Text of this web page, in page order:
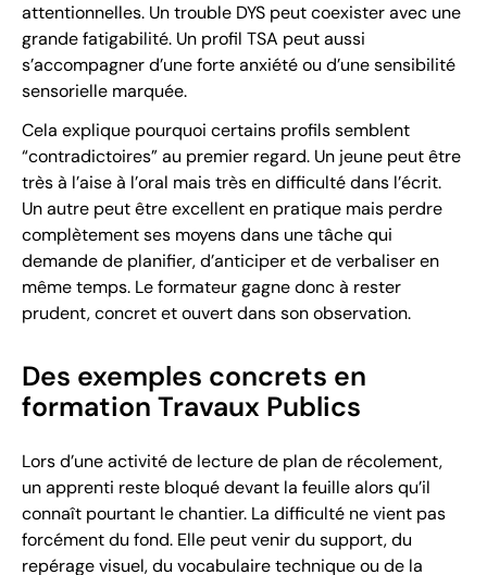
attentionnelles. Un trouble DYS peut coexister avec une
grande fatigabilité. Un profil TSA peut aussi
s’accompagner d’une forte anxiété ou d’une sensibilité
sensorielle marquée.
Cela explique pourquoi certains profils semblent
“contradictoires” au premier regard. Un jeune peut être
très à l’aise à l’oral mais très en difficulté dans l’écrit.
Un autre peut être excellent en pratique mais perdre
complètement ses moyens dans une tâche qui
demande de planifier, d’anticiper et de verbaliser en
même temps. Le formateur gagne donc à rester
prudent, concret et ouvert dans son observation.
Des exemples concrets en
formation Travaux Publics
Lors d’une activité de lecture de plan de récolement,
un apprenti reste bloqué devant la feuille alors qu’il
connaît pourtant le chantier. La difficulté ne vient pas
forcément du fond. Elle peut venir du support, du
repérage visuel, du vocabulaire technique ou de la